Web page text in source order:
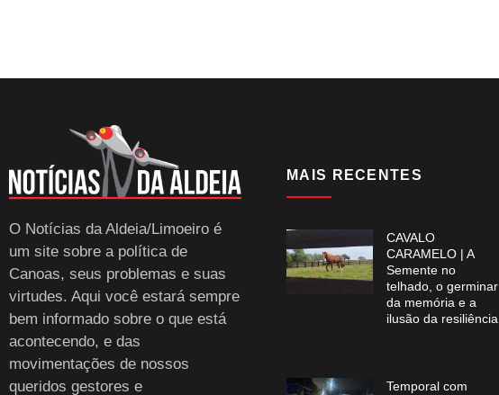
O Notícias da Aldeia/Limoeiro é
um site sobre a política de
Canoas, seus problemas e suas
virtudes. Aqui você estará sempre
bem informado sobre o que está
acontecendo, e das
movimentações de nossos
queridos gestores e
MAIS RECENTES
CAVALO
CARAMELO | A
Semente no
telhado, o germinar
da memória e a
ilusão da resiliência
Temporal com